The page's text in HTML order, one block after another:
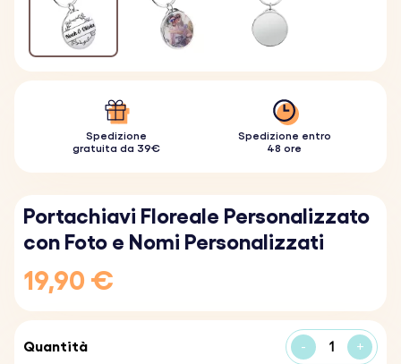
Spedizione
gratuita da 39€
Spedizione entro
48 ore
Portachiavi Floreale Personalizzato
con Foto e Nomi Personalizzati
19,90 €
Quantità - +